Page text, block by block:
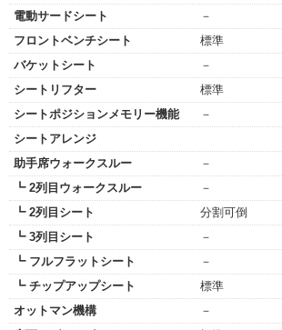
電動サードシート
－
フロントベンチシート
標準
バケットシート
－
シートリフター
標準
シートポジションメモリー機能
－
シートアレンジ
助手席ウォークスルー
－
┗ 2列目ウォークスルー
－
┗ 2列目シート
分割可倒
┗ 3列目シート
－
┗ フルフラットシート
－
┗ チップアップシート
標準
オットマン機構
－